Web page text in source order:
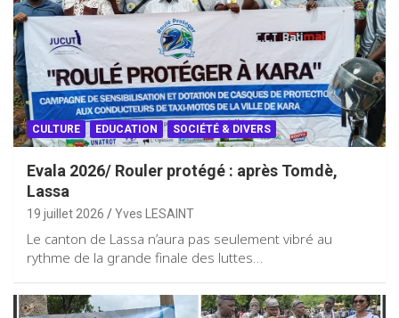
CULTURE EDUCATION SOCIÉTÉ & DIVERS
Evala 2026/ Rouler protégé : après Tomdè,
Lassa
19 juillet 2026 Yves LESAINT
Le canton de Lassa n’aura pas seulement vibré au
rythme de la grande finale des luttes…